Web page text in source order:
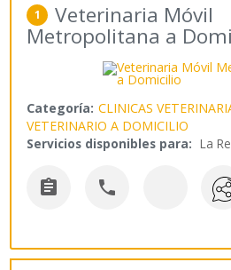
1 Veterinaria Móvil
Metropolitana a
Categoría: CLINICAS
VETERINARIO A DOMICILIO
Servicios disponibles para: La
 